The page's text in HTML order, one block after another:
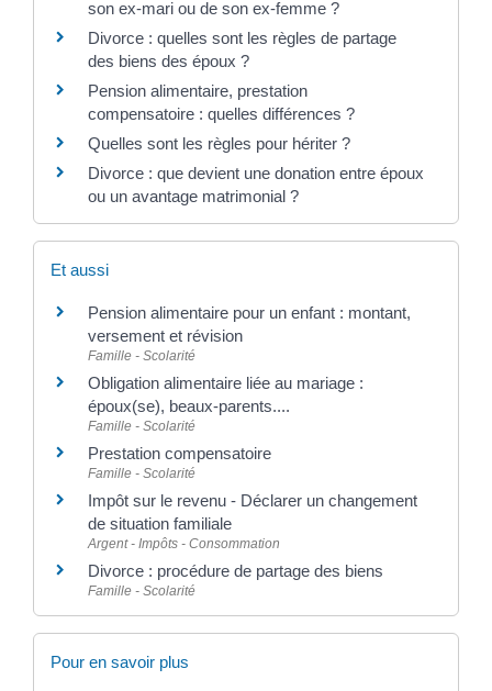
son ex-mari ou de son ex-femme ?
Divorce : quelles sont les règles de partage
des biens des époux ?
Pension alimentaire, prestation
compensatoire : quelles différences ?
Quelles sont les règles pour hériter ?
Divorce : que devient une donation entre époux
ou un avantage matrimonial ?
Et aussi
Pension alimentaire pour un enfant : montant,
versement et révision
Famille - Scolarité
Obligation alimentaire liée au mariage :
époux(se), beaux-parents....
Famille - Scolarité
Prestation compensatoire
Famille - Scolarité
Impôt sur le revenu - Déclarer un changement
de situation familiale
Argent - Impôts - Consommation
Divorce : procédure de partage des biens
Famille - Scolarité
Pour en savoir plus